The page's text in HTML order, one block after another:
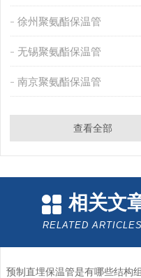
徐州聚氨酯保温管
无锡聚氨酯保温管
南京聚氨酯保温管
查看全部
相关文
RELATED ARTICLES